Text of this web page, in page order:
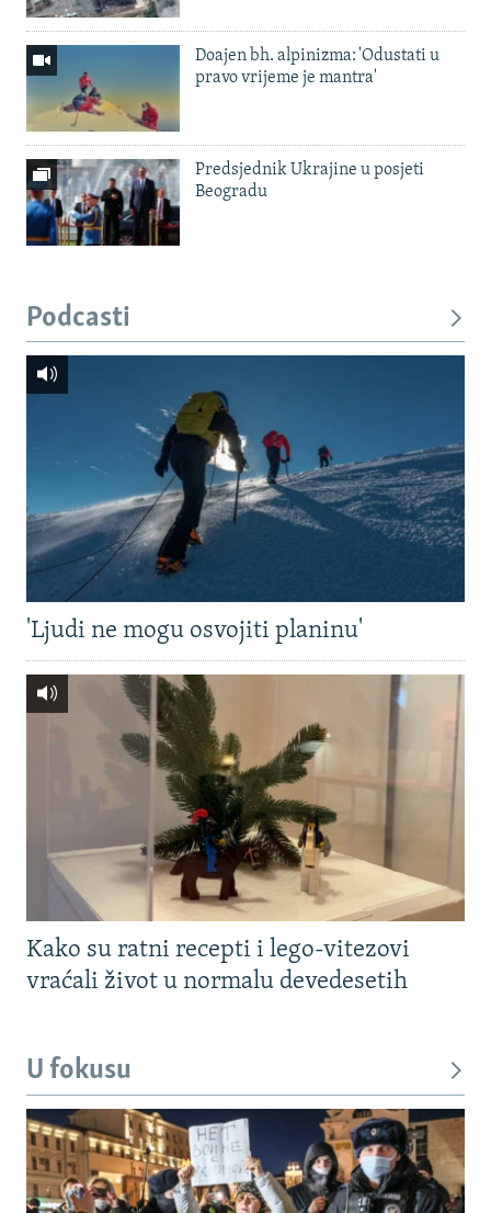
Doajen bh. alpinizma: 'Odustati u
pravo vrijeme je mantra'
Predsjednik Ukrajine u posjeti
Beogradu
Podcasti
'Ljudi ne mogu osvojiti planinu'
Kako su ratni recepti i lego-vitezovi
vraćali život u normalu devedesetih
U fokusu